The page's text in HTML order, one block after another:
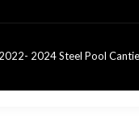
2024 Steel Pool